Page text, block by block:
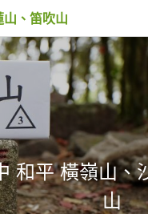
、笛吹山
和平 橫嶺山、
山